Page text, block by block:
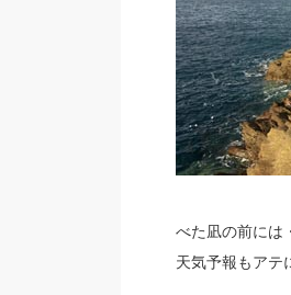
べた凪の前には
天気予報もアテ